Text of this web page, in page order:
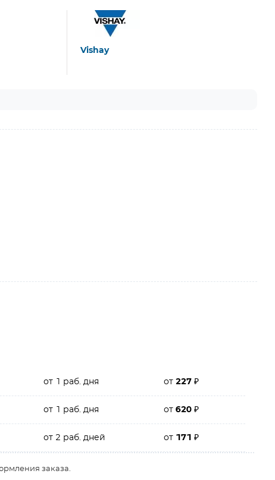
Vishay
от 1 раб. дня от227₽
от 1 раб. дня от620₽
от 2 раб. дней от 171₽
заказа.